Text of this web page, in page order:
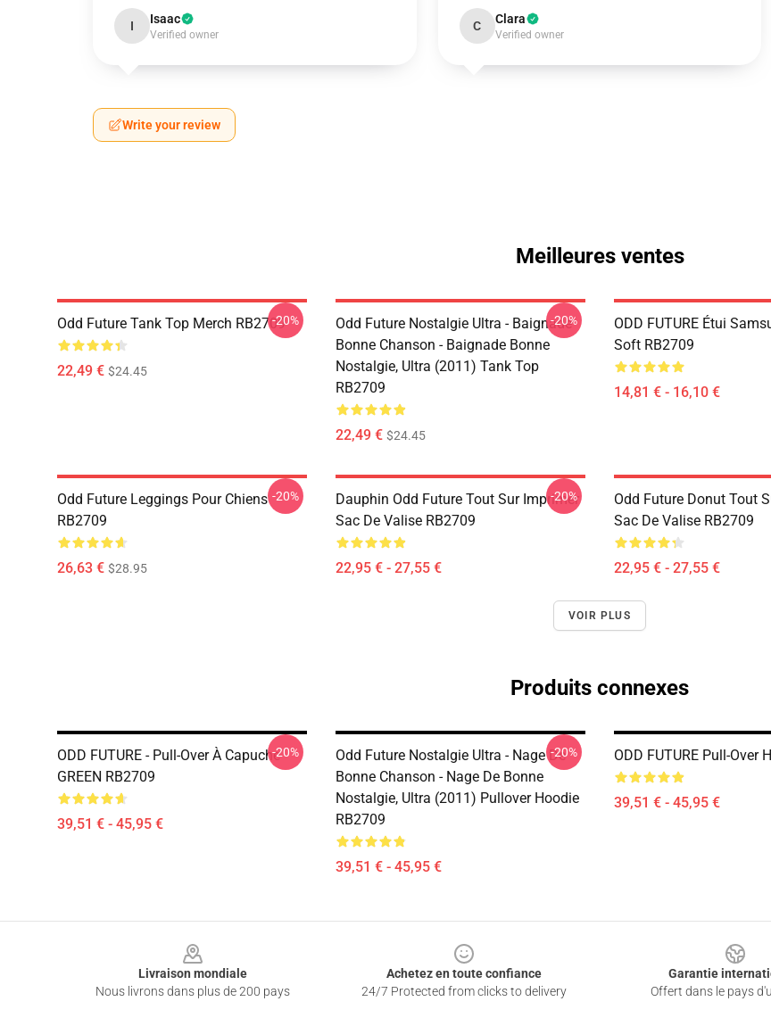
I Isaac
Verified owner
C Clara
Verified owner
Write your review
Meilleures ventes
Odd Future Tank Top Merch RB2709
22,49 € $24.45
-20%
Odd Future Nostalgie Ultra - Baignade
Bonne Chanson - Baignade Bonne
Nostalgie, Ultra (2011) Tank Top
RB2709
22,49 € $24.45
-20%
ODD FUTURE Étui
Soft RB2709
14,81 € - 16,10 €
Odd Future Leggings Pour Chiens
RB2709
26,63 € $28.95
-20%
Dauphin Odd Future Tout Sur Imprimer
Sac De Valise RB2709
22,95 € - 27,55 €
-20%
Odd Future Donut Tout
Sac De Valise RB2709
22,95 € - 27,55 €
VOIR PLUS
Produits connexes
ODD FUTURE - Pull-Over À Capuche
GREEN RB2709
39,51 € - 45,95 €
-20%
Odd Future Nostalgie Ultra - Nage De
Bonne Chanson - Nage De Bonne
Nostalgie, Ultra (2011) Pullover Hoodie
RB2709
39,51 € - 45,95 €
-20% ODD FUTURE Pull-Over
39,51 € - 45,95 €
Livraison mondiale
Nous livrons dans plus de 200 pays
Achetez en toute confiance
24/7 Protected from clicks to delivery
Garantie
Offert dans le pays